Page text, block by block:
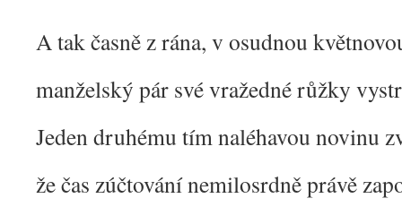
A tak časně z rána, v osudnou
manželský pár své vražedné růžky
Jeden druhému tím naléhavou novinu
že čas zúčtování nemilosrdně právě